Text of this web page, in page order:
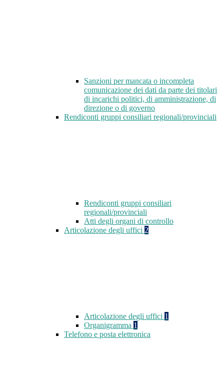
Sanzioni per mancata o incompleta
comunicazione dei dati da parte dei titolari
di incarichi politici, di amministrazione, di
direzione o di governo
Rendiconti gruppi consiliari regionali/provinciali
Rendiconti gruppi consiliari
regionali/provinciali
Atti degli organi di controllo
Articolazione degli uffici 2
Articolazione degli uffici 1
Organigramma 1
Telefono e posta elettronica